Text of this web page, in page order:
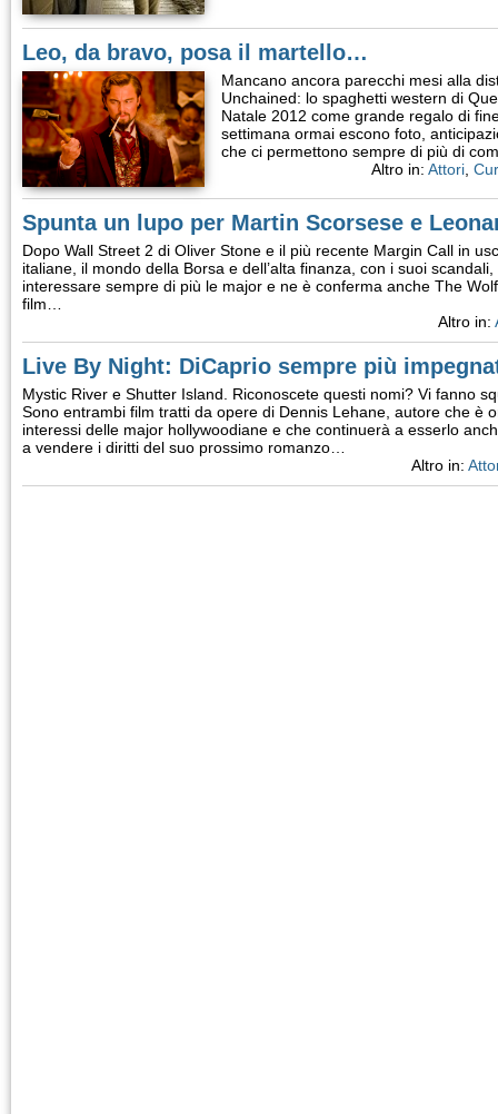
Leo, da bravo, posa il martello…
Mancano ancora parecchi mesi alla
Unchained: lo spaghetti western di
Natale 2012 come grande regalo di
settimana ormai escono foto,
che ci permettono sempre di più di
Altro in: Attori
Spunta un lupo per Martin Scorsese e
Dopo Wall Street 2 di Oliver Stone e il più recente Margin Call in
italiane, il mondo della Borsa e dell’alta finanza, con i suoi
interessare sempre di più le major e ne è conferma anche The
film…
Altro in:
Live By Night: DiCaprio sempre più
Mystic River e Shutter Island. Riconoscete questi nomi? Vi fanno
Sono entrambi film tratti da opere di Dennis Lehane, autore che è
interessi delle major hollywoodiane e che continuerà a esserlo
a vendere i diritti del suo prossimo romanzo…
Altro in: